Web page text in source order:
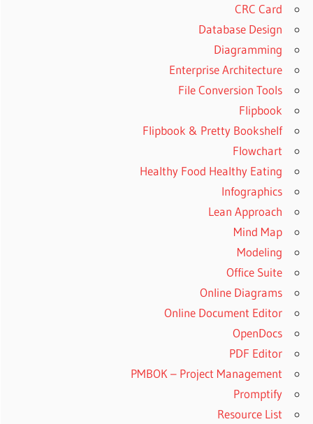
CRC Card
Database Design
Diagramming
Enterprise Architecture
File Conversion Tools
Flipbook
Flipbook & Pretty Bookshelf
Flowchart
Healthy Food Healthy Eating
Infographics
Lean Approach
Mind Map
Modeling
Office Suite
Online Diagrams
Online Document Editor
OpenDocs
PDF Editor
PMBOK – Project Management
Promptify
Resource List